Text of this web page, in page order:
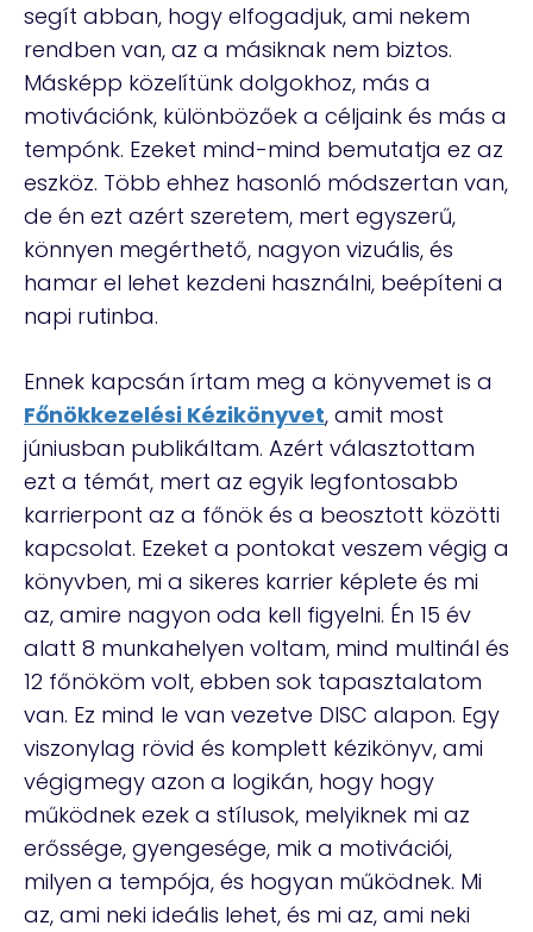
segít abban, hogy elfogadjuk, ami nekem
rendben van, az a másiknak nem biztos.
Másképp közelítünk dolgokhoz, más a
motivációnk, különbözőek a céljaink és más a
tempónk. Ezeket mind-mind bemutatja ez az
eszköz. Több ehhez hasonló módszertan van,
de én ezt azért szeretem, mert egyszerű,
könnyen megérthető, nagyon vizuális, és
hamar el lehet kezdeni használni, beépíteni a
napi rutinba.
Ennek kapcsán írtam meg a könyvemet is a
Főnökkezelési Kézikönyvet, amit most
júniusban publikáltam. Azért választottam
ezt a témát, mert az egyik legfontosabb
karrierpont az a főnök és a beosztott közötti
kapcsolat. Ezeket a pontokat veszem végig a
könyvben, mi a sikeres karrier képlete és mi
az, amire nagyon oda kell figyelni. Én 15 év
alatt 8 munkahelyen voltam, mind multinál és
12 főnököm volt, ebben sok tapasztalatom
van. Ez mind le van vezetve DISC alapon. Egy
viszonylag rövid és komplett kézikönyv, ami
végigmegy azon a logikán, hogy hogy
működnek ezek a stílusok, melyiknek mi az
erőssége, gyengesége, mik a motivációi,
milyen a tempója, és hogyan működnek. Mi
az, ami neki ideális lehet, és mi az, ami neki